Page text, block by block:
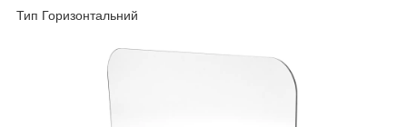
Тип Горизонтальний